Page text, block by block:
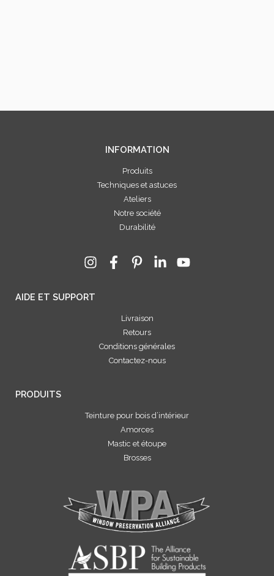
INFORMATION
Produits
Techniques et astuces
Ateliers
Notre société
Durabilité
AIDE ET SUPPORT
Livraison
Retours
Conditions générales
Contactez-nous
PRODUITS
Teinture pour bois d’intérieur
Amorces
Mastic et étoupe
Brosses